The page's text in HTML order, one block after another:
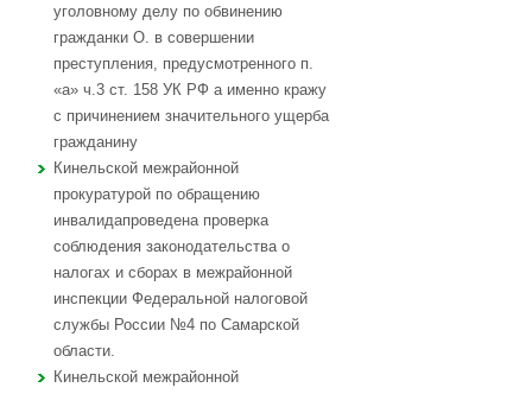
уголовному делу по обвинению
гражданки О. в совершении
преступления, предусмотренного п.
«а» ч.3 ст. 158 УК РФ а именно кражу
с причинением значительного ущерба
гражданину
Кинельской межрайонной
прокуратурой по обращению
инвалидапроведена проверка
соблюдения законодательства о
налогах и сборах в межрайонной
инспекции Федеральной налоговой
службы России №4 по Самарской
области.
Кинельской межрайонной